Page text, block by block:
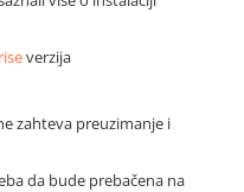
verzija
zahteva preuzimanje i
da bude prebačena na